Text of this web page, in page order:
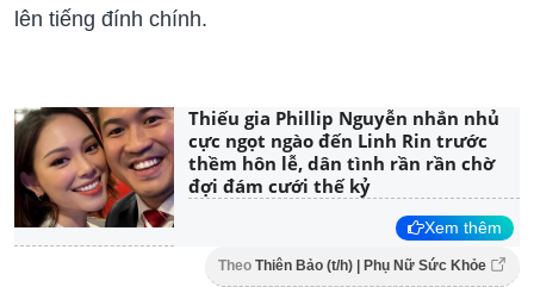
lên tiếng đính chính.
Thiếu gia Phillip Nguyễn nhắn nhủ
cực ngọt ngào đến Linh Rin trước
thềm hôn lễ, dân tình rần rần chờ
đợi đám cưới thế kỷ
Xem thêm
Theo Thiên Bảo (t/h) | Phụ Nữ Sức Khỏe